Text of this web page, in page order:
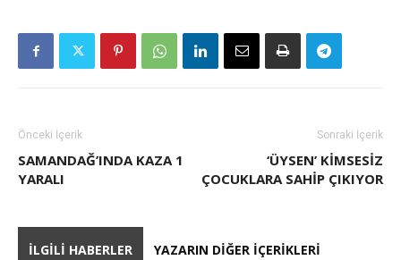
Önceki İçerik
SAMANDAĞ’INDA KAZA 1
YARALI
Sonraki İçerik
‘ÜYSEN’ KIMSESIZ
ÇOCUKLARA SAHIP ÇIKIYOR
İLGILI HABERLER YAZARIN DIĞER İÇERIKLERI